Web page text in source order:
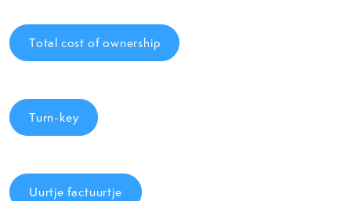
Total cost of ownership
Turn-key
Uurtje factuurtje